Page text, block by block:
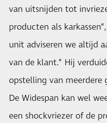
van uitsnijden tot
producten als
unit adviseren we altijd
van de klant.” Hij
opstelling van meerdere
De Widespan kan wel
een shockvriezer of de